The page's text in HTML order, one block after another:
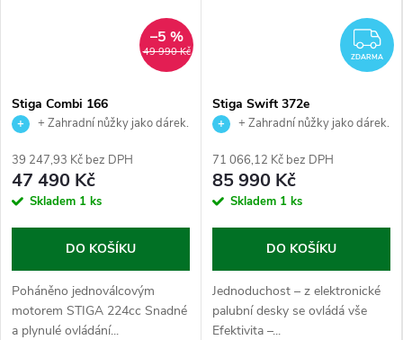
B
A
N
G
,
D
49 990 Kč
–5 %
Stiga Combi 166
+ Zahradní nůžky jako dárek.
39 247,93 Kč bez DPH
47 490 Kč
Skladem 1 ks
DO KOŠÍKU
Poháněno jednoválcovým
motorem STIGA 224cc Snadné
a plynulé ovládání...
ZDARMA
Stiga Swift 372e
+ Zahradní nůžky jako dárek.
71 066,12 Kč bez DPH
85 990 Kč
Skladem 1 ks
DO KOŠÍKU
Jednoduchost – z elektronické
palubní desky se ovládá vše
Efektivita –...